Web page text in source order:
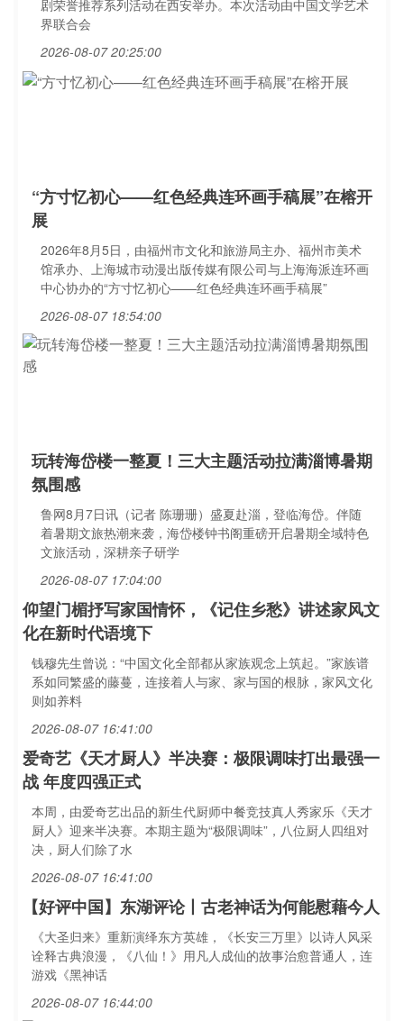
剧荣誉推荐系列活动在西安举办。本次活动由中国文学艺术
界联合会
2026-08-07 20:25:00
“方寸忆初心——红色经典连环画手稿展”在榕开
展
2026年8月5日，由福州市文化和旅游局主办、福州市美术
馆承办、上海城市动漫出版传媒有限公司与上海海派连环画
中心协办的“方寸忆初心——红色经典连环画手稿展”
2026-08-07 18:54:00
玩转海岱楼一整夏！三大主题活动拉满淄博暑期
氛围感
鲁网8月7日讯（记者 陈珊珊）盛夏赴淄，登临海岱。伴随
着暑期文旅热潮来袭，海岱楼钟书阁重磅开启暑期全域特色
文旅活动，深耕亲子研学
2026-08-07 17:04:00
仰望门楣抒写家国情怀，《记住乡愁》讲述家风文
化在新时代语境下
钱穆先生曾说：“中国文化全部都从家族观念上筑起。”家族谱
系如同繁盛的藤蔓，连接着人与家、家与国的根脉，家风文化
则如养料
2026-08-07 16:41:00
爱奇艺《天才厨人》半决赛：极限调味打出最强一
战 年度四强正式
本周，由爱奇艺出品的新生代厨师中餐竞技真人秀家乐《天才
厨人》迎来半决赛。本期主题为“极限调味”，八位厨人四组对
决，厨人们除了水
2026-08-07 16:41:00
【好评中国】东湖评论丨古老神话为何能慰藉今人
《大圣归来》重新演绎东方英雄，《长安三万里》以诗人风采
诠释古典浪漫，《八仙！》用凡人成仙的故事治愈普通人，连
游戏《黑神话
2026-08-07 16:44:00